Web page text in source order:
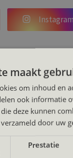
Instagram
author
maakt
om inhoud en
ook informatie
deze kunnen
door uw
Prestatie